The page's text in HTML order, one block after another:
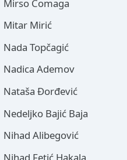
Mirso Čomaga
Mitar Mirić
Nada Topčagić
Nadica Ademov
Nataša Đorđević
Nedeljko Bajić Baja
Nihad Alibegović
Nihad Fetić Hakala